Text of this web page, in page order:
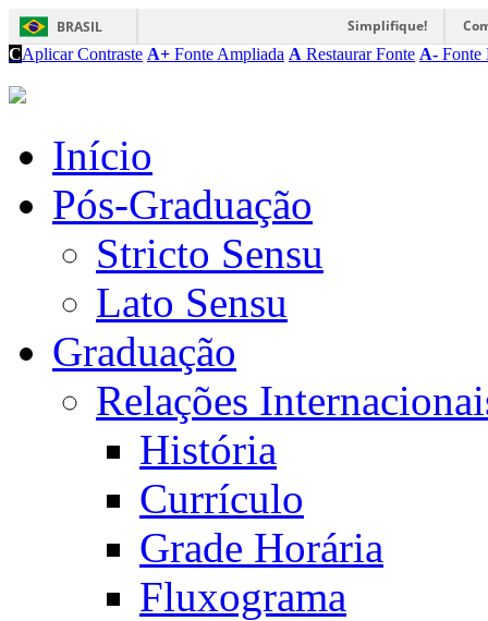
BRASIL Simplifique!
CAplicar Contraste A+ Fonte Ampliada A Restaurar Fonte A- Fonte
Início
Pós-Graduação
Stricto Sensu
Lato Sensu
Graduação
Relações
História
Currículo
Grade Horária
Fluxograma